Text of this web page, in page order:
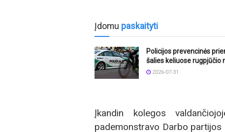
Įdomu paskaityti
Policijos prevencinės
šalies keliuose rugpjūčio
2026-07-31
Įkandin kolegos
pademonstravo Darbo